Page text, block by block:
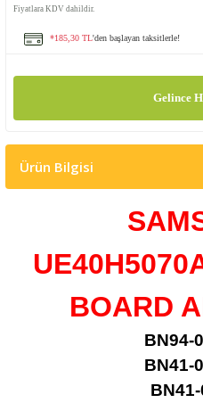
Fiyatlara KDV dahildir.
*185,30 TL'den başlayan taksitlerle!
Gelince
Ürün Bilgisi
BOARD
BN94-
BN41-